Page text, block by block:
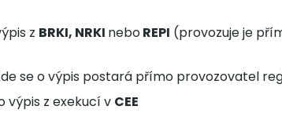
z BRKI, NRKI neboREPI (provozuje je
se o výpis postará přímo provozovatel
výpis z exekucí v CEE